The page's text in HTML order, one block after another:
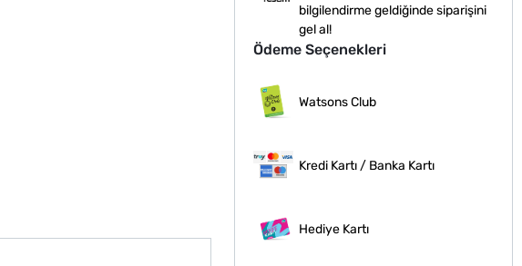
bilgilendirme geldiğinde siparişini
gel al!
Ödeme Seçenekleri
Watsons Club
Kredi Kartı / Banka Kartı
Hediye Kartı